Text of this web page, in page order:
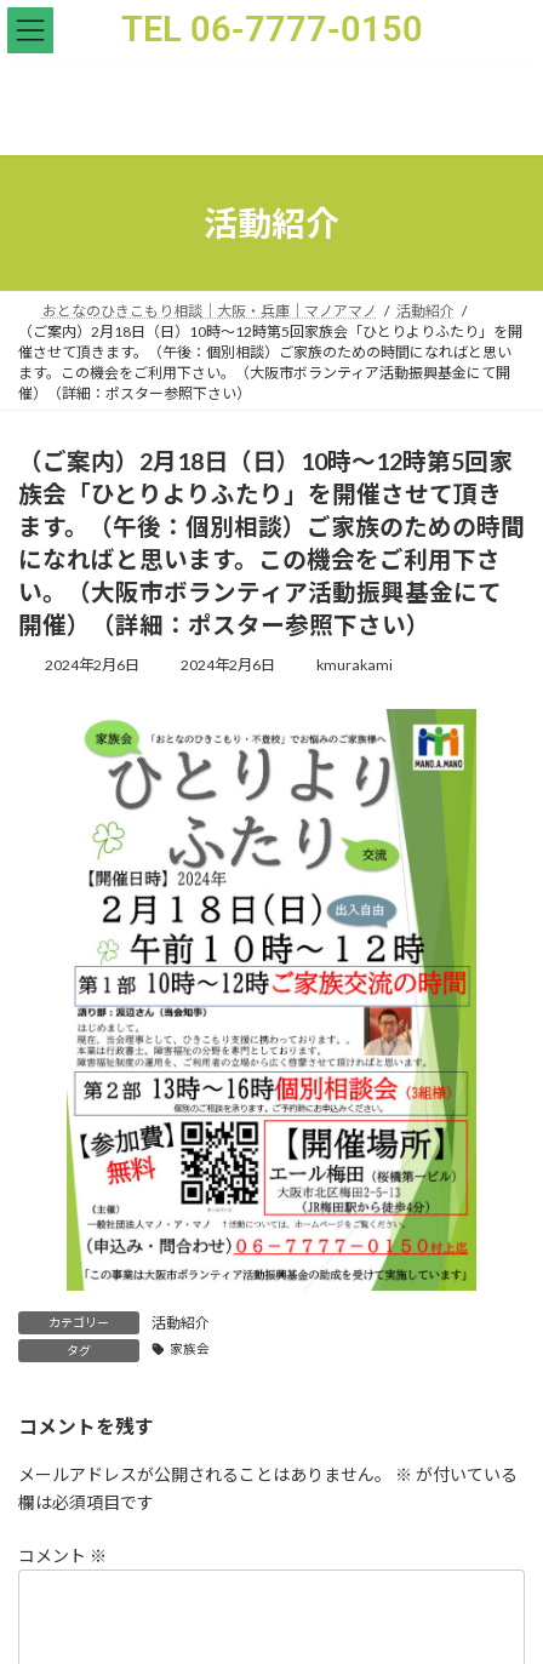
TEL 06-7777-0150
活動紹介
おとなのひきこもり相談｜大阪・兵庫｜マノアマノ
活動紹介
（ご案内）2月18日（日）10時～12時第5回家族会「ひとりよりふたり」を開
催させて頂きます。（午後：個別相談）ご家族のための時間になればと思い
ます。この機会をご利用下さい。（大阪市ボランティア活動振興基金にて開
催）（詳細：ポスター参照下さい）
（ご案内）2月18日（日）10時～12時第5回家
族会「ひとりよりふたり」を開催させて頂き
ます。（午後：個別相談）ご家族のための時間
になればと思います。この機会をご利用下さ
い。（大阪市ボランティア活動振興基金にて
開催）（詳細：ポスター参照下さい）
2024年2月6日 2024年2月6日 kmurakami
カテゴリー 活動紹介
タグ 家族会
コメントを残す
メールアドレスが公開されることはありません。 ※ が付いている
欄は必須項目です
コメント ※